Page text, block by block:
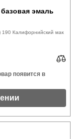
эмаль
190 Калифорнийский мак
появится в